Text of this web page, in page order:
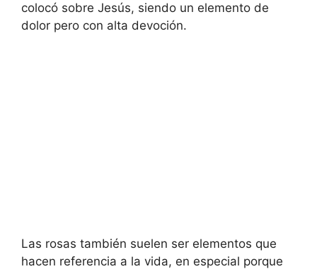
colocó sobre Jesús, siendo un elemento de
dolor pero con alta devoción.
Las rosas también suelen ser elementos que
hacen referencia a la vida, en especial porque